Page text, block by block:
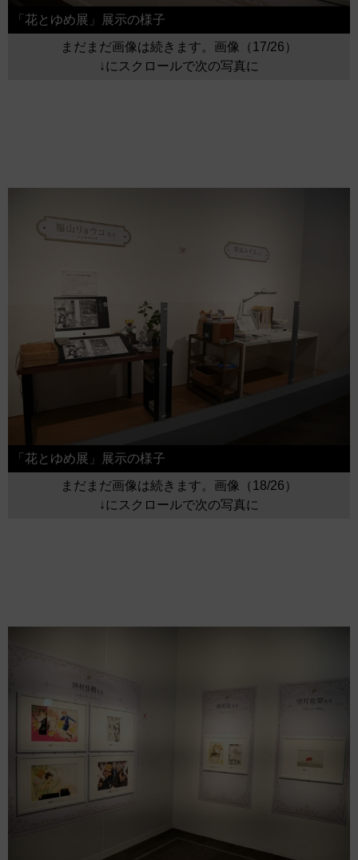
「花とゆめ展」展示の様子
まだまだ画像は続きます。画像（17/26）
↓にスクロールで次の写真に
「花とゆめ展」展示の様子
まだまだ画像は続きます。画像（18/26）
↓にスクロールで次の写真に